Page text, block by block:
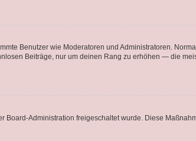
Benutzer wie Moderatoren und Administratoren.
Beiträge, nur um deinen Rang zu erhöhen — die
Board-Administration freigeschaltet wurde. Diese